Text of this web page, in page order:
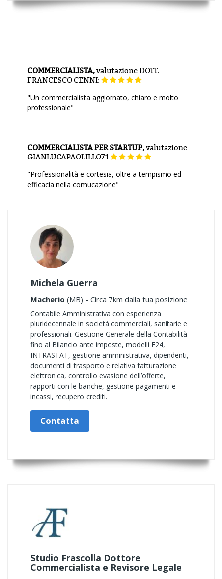
COMMERCIALISTA,valutazioneDOTT.
FRANCESCO CENNI:
"Un commercialista aggiornato, chiaro e molto
professionale"
COMMERCIALISTA PER STARTUP,valutazione
GIANLUCAPAOLILLO71
"Professionalità e cortesia, oltre a tempismo ed
efficacia nella comucazione"
Michela Guerra
Macherio (MB) - Circa 7km dalla tua posizione
Contabile Amministrativa con esperienza
pluridecennale in società commerciali, sanitarie e
professionali. Gestione Generale della Contabilità
fino al Bilancio ante imposte, modelli F24,
INTRASTAT, gestione amministrativa, dipendenti,
documenti di trasporto e relativa fatturazione
elettronica, controllo evasione dell’offerte,
rapporti con le banche, gestione pagamenti e
incassi, recupero crediti.
Contatta
Studio Frascolla Dottore
Commercialista e Revisore Legale